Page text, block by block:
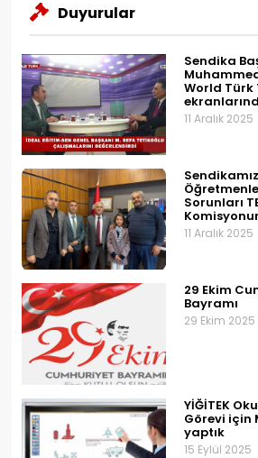
Duyurular
Sendika
World Türk
11 Aralık 2025
Sendikamız
Sorunları
11 Aralık 2025
29 Ekim
Bayramı
29 Ekim 2025
YİĞİTEK
Görevi için
yaptık
15 Eylül 2025